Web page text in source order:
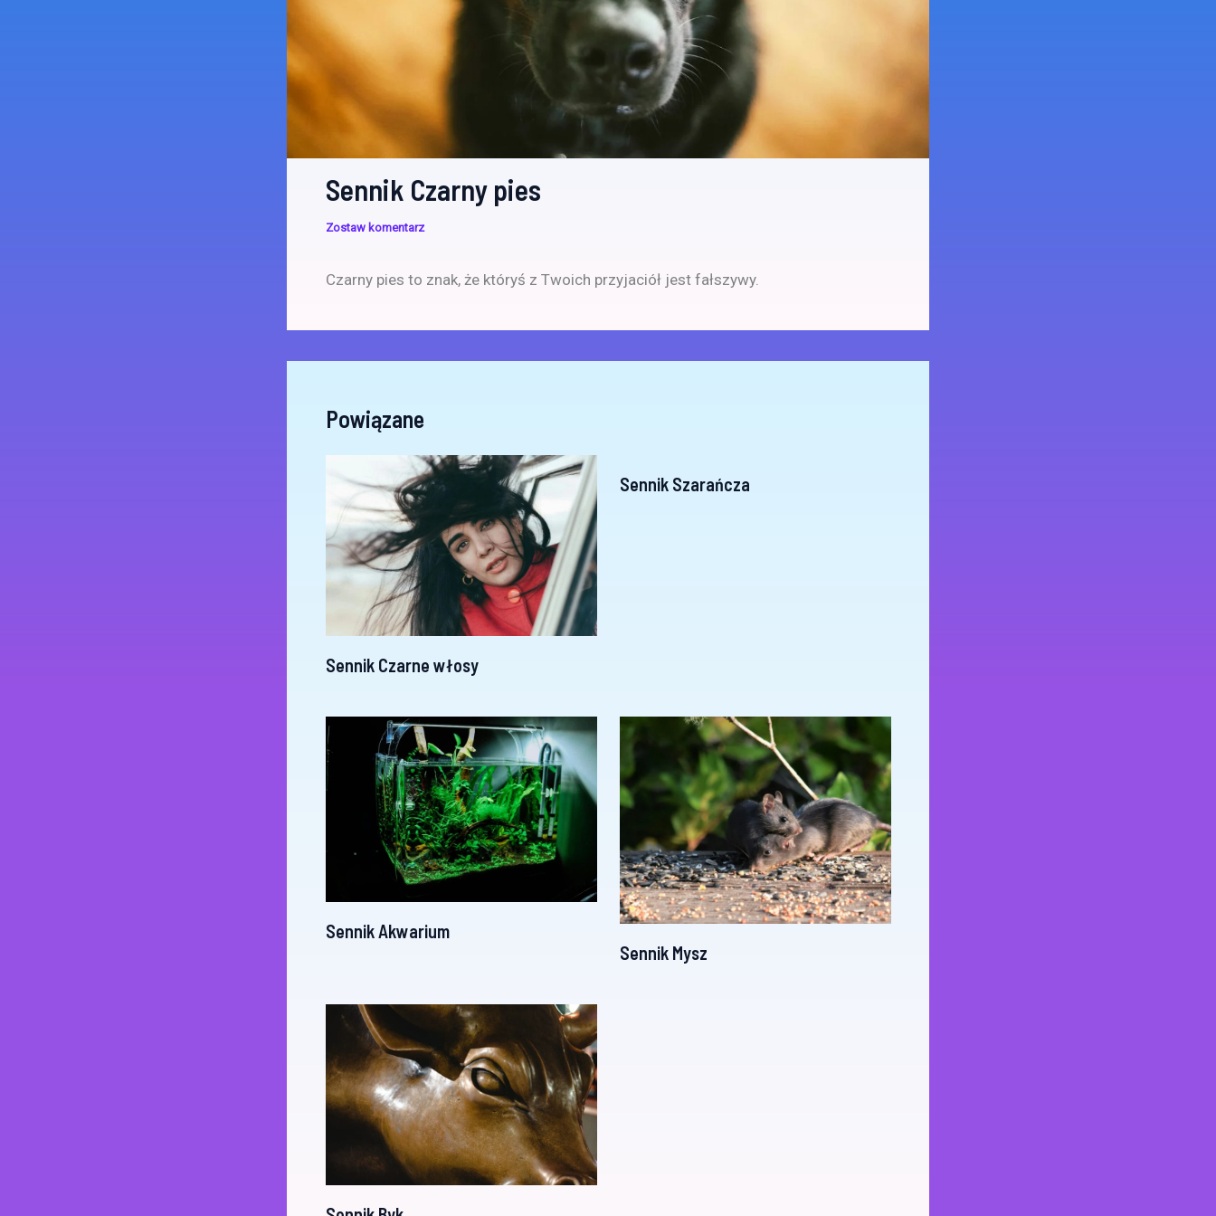
Sennik Czarny pies
Zostaw komentarz
Czarny pies to znak, że któryś z Twoich przyjaciół jest fałszywy.
Powiązane
Sennik Czarne włosy
Sennik Szarańcza
Sennik Akwarium
Sennik Mysz